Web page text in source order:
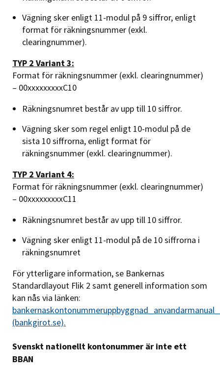
Vägning sker enligt 11-modul på 9 siffror, enligt
format för räkningsnummer (exkl.
clearingnummer).
TYP 2 Variant 3:
Format för räkningsnummer (exkl. clearingnummer)
– 00xxxxxxxxxC10
Räkningsnumret består av upp till 10 siffror.
Vägning sker som regel enligt 10-modul på de
sista 10 siffrorna, enligt format för
räkningsnummer (exkl. clearingnummer).
TYP 2 Variant 4:
Format för räkningsnummer (exkl. clearingnummer)
– 00xxxxxxxxxC11
Räkningsnumret består av upp till 10 siffror.
Vägning sker enligt 11-modul på de 10 siffrorna i
räkningsnumret
För ytterligare information, se Bankernas
Standardlayout Flik 2 samt generell information som
kan nås via länken:
(bankgirot.se).
Svenskt nationellt kontonummer är inte ett
BBAN